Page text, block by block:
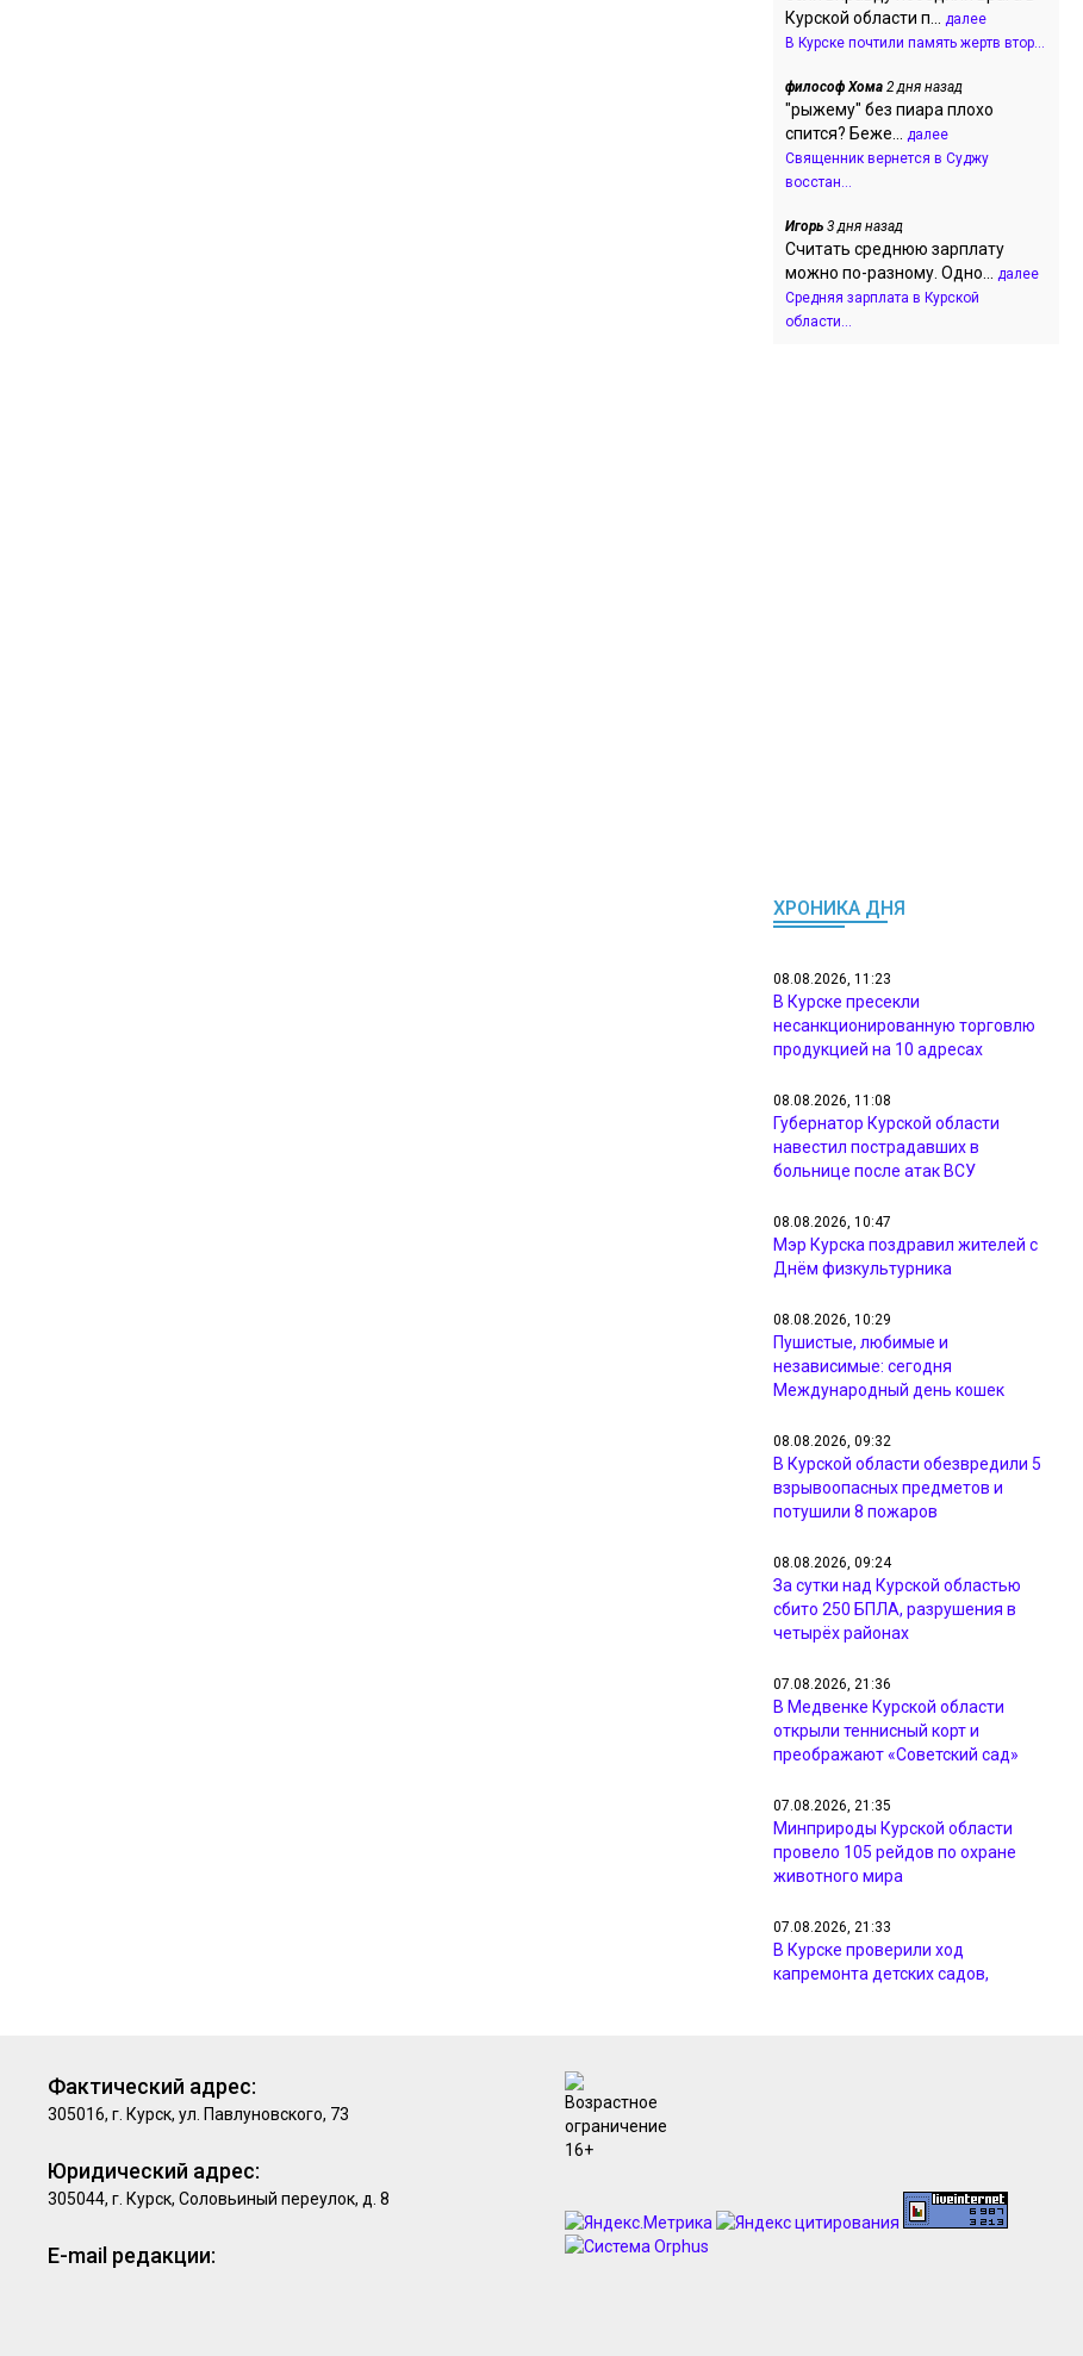
Курской области п... далее
В Курске почтили память жертв втор...
философ Хома 2 дня назад
"рыжему" без пиара плохо
спится? Беже... далее
Священник вернется в Суджу
восстан...
Игорь 3 дня назад
Считать среднюю зарплату
можно по-разному. Одно... далее
Средняя зарплата в Курской
области...
ХРОНИКА ДНЯ
08.08.2026, 11:23
В Курске пресекли
несанкционированную торговлю
продукцией на 10 адресах
08.08.2026, 11:08
Губернатор Курской области
навестил пострадавших в
больнице после атак ВСУ
08.08.2026, 10:47
Мэр Курска поздравил жителей с
Днём физкультурника
08.08.2026, 10:29
Пушистые, любимые и
независимые: сегодня
Международный день кошек
08.08.2026, 09:32
В Курской области обезвредили 5
взрывоопасных предметов и
потушили 8 пожаров
08.08.2026, 09:24
За сутки над Курской областью
сбито 250 БПЛА, разрушения в
четырёх районах
07.08.2026, 21:36
В Медвенке Курской области
открыли теннисный корт и
преображают «Советский сад»
07.08.2026, 21:35
Минприроды Курской области
провело 105 рейдов по охране
животного мира
07.08.2026, 21:33
В Курске проверили ход
капремонта детских садов,
зоне ремонтных работ на улице
Павлуновского
Фактический адрес:
305016, г. Курск, ул. Павлуновского, 73
Юридический адрес:
305044, г. Курск, Соловьиный переулок, д. 8
E-mail редакции: